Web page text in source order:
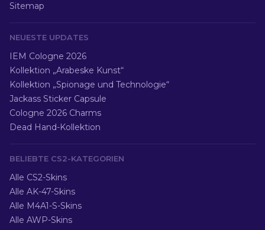
Sitemap
NEUESTE UPDATES
IEM Cologne 2026
Kollektion „Arabeske Kunst“
Kollektion „Spionage und Technologie“
Jackass Sticker Capsule
Cologne 2026 Charms
Dead Hand-Kollektion
BELIEBTE CS2-KATEGORIEN
Alle CS2-Skins
Alle AK-47-Skins
Alle M4A1-S-Skins
Alle AWP-Skins